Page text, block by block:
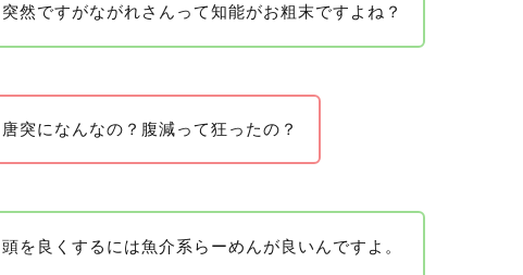
突然ですがながれさんって知能がお粗末ですよね？
唐突になんなの？腹減って狂ったの？
頭を良くするには魚介系らーめんが良いんですよ。